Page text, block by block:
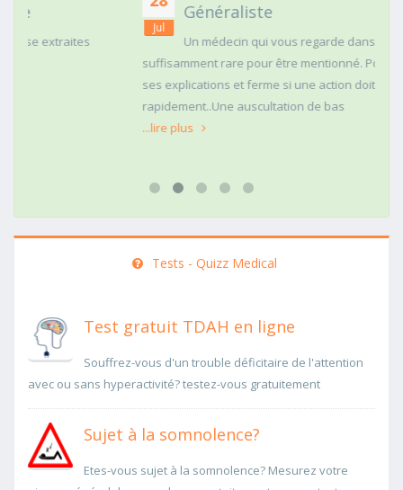
Généraliste
Un médecin qui vous regarde dans les yeux c'est
suffisamment rare pour être mentionné. Posé,clair dans
ses explications et ferme si une action doit être menée
rapidement..Une auscultation de bas
Tests - Quizz Medical
Test gratuit TDAH en ligne
Souffrez-vous d'un trouble déficitaire de l'attention
avec ou sans hyperactivité? testez-vous gratuitement
Sujet à la somnolence?
Etes-vous sujet à la somnolence? Mesurez votre